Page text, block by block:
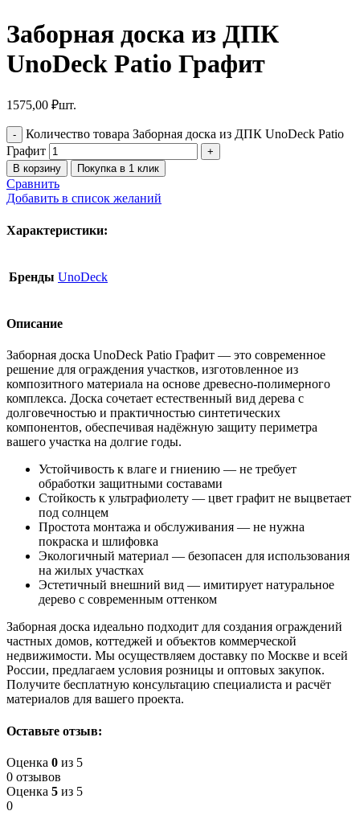
Заборная доска из ДПК
UnoDeck Patio Графит
1575,00 ₽шт.
Количество товара Заборная доска из ДПК UnoDeck Patio
Графит
В корзину Покупка в 1 клик
Сравнить
Добавить в список желаний
Характеристики:
Бренды UnoDeck
Описание
Заборная доска UnoDeck Patio Графит — это современное
решение для ограждения участков, изготовленное из
композитного материала на основе древесно-полимерного
комплекса. Доска сочетает естественный вид дерева с
долговечностью и практичностью синтетических
компонентов, обеспечивая надёжную защиту периметра
вашего участка на долгие годы.
Устойчивость к влаге и гниению — не требует
обработки защитными составами
Стойкость к ультрафиолету — цвет графит не выцветает
под солнцем
Простота монтажа и обслуживания — не нужна
покраска и шлифовка
Экологичный материал — безопасен для использования
на жилых участках
Эстетичный внешний вид — имитирует натуральное
дерево с современным оттенком
Заборная доска идеально подходит для создания ограждений
частных домов, коттеджей и объектов коммерческой
недвижимости. Мы осуществляем доставку по Москве и всей
России, предлагаем условия розницы и оптовых закупок.
Получите бесплатную консультацию специалиста и расчёт
материалов для вашего проекта.
Оставьте отзыв:
Оценка 0 из 5
0 отзывов
Оценка 5 из 5
0